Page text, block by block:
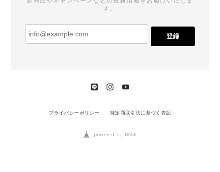
す。
登録
プライバシーポリシー 特定商取引法に基づく表記
powered by BASE